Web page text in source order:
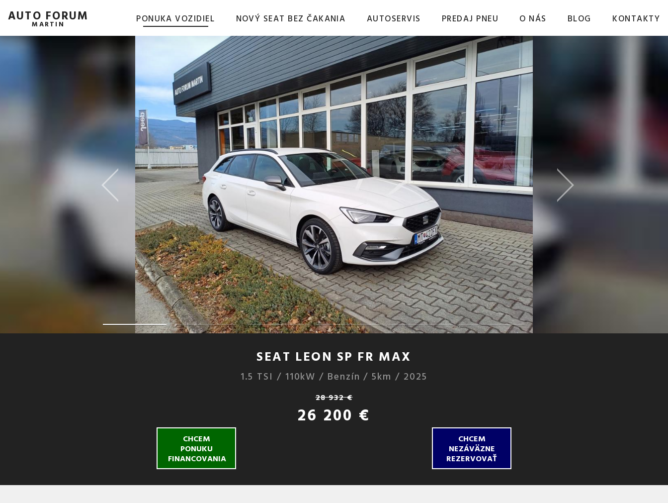
AUTO FORUM
MARTIN PONUKA VOZIDIEL NOVÝ SEAT BEZ ČAKANIA AUTOSERVIS PREDAJ PNEU O NÁS BLOG KONTAKTY
SEAT LEON SP FR MAX
1.5 TSI / 110kW / Benzín / 5km / 2025
28 932 €
26 200 €
CHCEM
PONUKU
FINANCOVANIA
CHCEM
NEZÁVÄZNE
REZERVOVAŤ